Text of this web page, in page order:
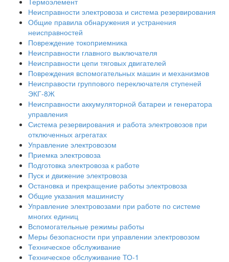
Неисправности электровоза и система резервирования
Общие правила обнаружения и устранения
неисправностей
Повреждение токоприемника
Неисправности главного выключателя
Неисправности цепи тяговых двигателей
Повреждения вспомогательных машин и механизмов
Неисправости группового переключателя ступеней
ЭКГ-8Ж
Неисправности аккумуляторной батареи и генератора
управления
Система резервирования и работа электровозов при
отключенных агрегатах
Управление электровозом
Приемка электровоза
Подготовка электровоза к работе
Пуск и движение электровоза
Остановка и прекращение работы электровоза
Общие указания машинисту
Управление электровозами при работе по системе
многих единиц
Вспомогательные режимы работы
Меры безопасности при управлении электровозом
Техническое обслуживание
Техническое обслуживание ТО-1